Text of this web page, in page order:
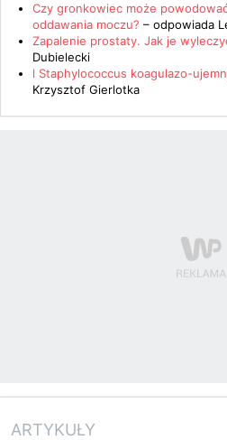
Czy gronkowiec może
oddawania moczu? – odpowiada
Zapalenie prostaty. Jak je
Dubielecki
l Staphylococcus koagulazo-
Krzysztof Gierlotka
ARTYKUŁY